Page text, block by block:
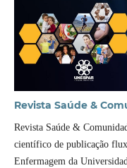
Revista Saúde &
Revista Saúde &
científico de publicação
Enfermagem da